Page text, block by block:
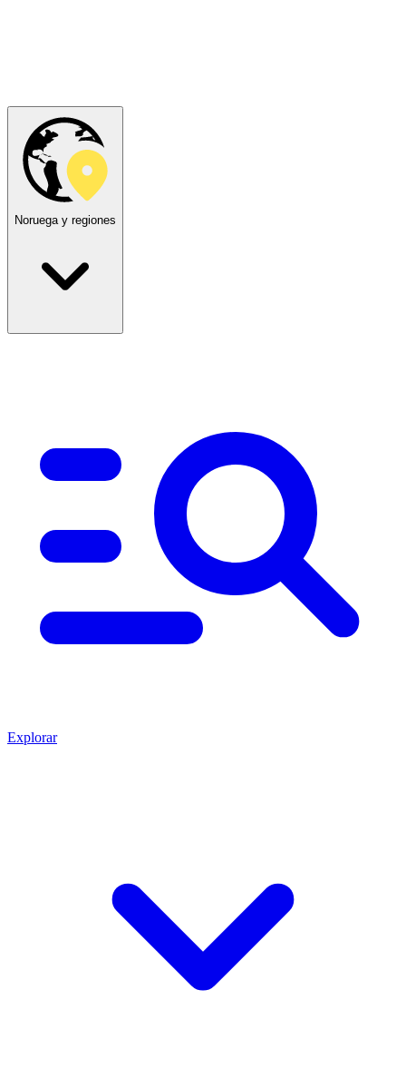
Noruega y regiones
Explorar